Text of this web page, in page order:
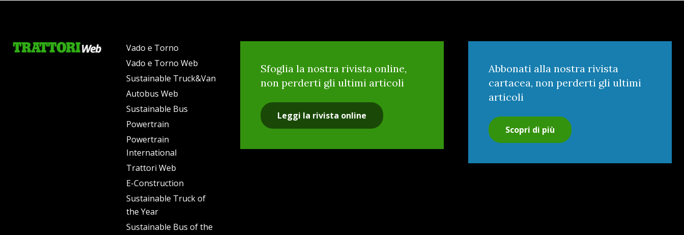
Vado e Torno
Vado e Torno Web
Sustainable Truck&Van
Autobus Web
Sustainable Bus
Powertrain
Powertrain
International
Trattori Web
E-Construction
Sustainable Truck of
the Year
Sustainable Bus of the
Sfoglia la nostra rivista online,
non perderti gli ultimi articoli
Leggi la rivista online
Abbonati alla nostra rivista
cartacea, non perderti gli ultimi
articoli
Scopri di più